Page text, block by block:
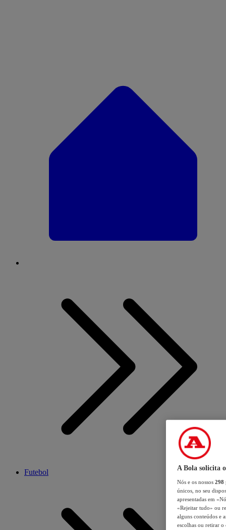
Futebol A Bola solicita
Nós e os nossos 298
únicos, no seu
apresentadas em
«Rejeitar tudo» ou
alguns conteúdos e
escolhas ou retirar